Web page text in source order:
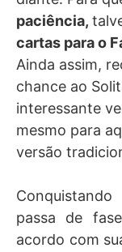
paciência,
cartas para o
Ainda assim,
chance ao
interessante
mesmo para
versão
passa de
acordo com